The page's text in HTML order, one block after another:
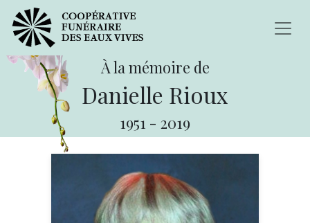
À la mémoire de
Danielle Rioux
1951 - 2019